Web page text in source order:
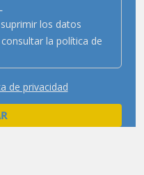
los datos
la política de
de privacidad